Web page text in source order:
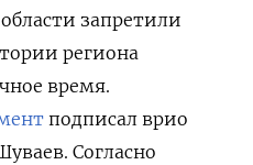
запретили
региона
время.
подписал врио
Согласно